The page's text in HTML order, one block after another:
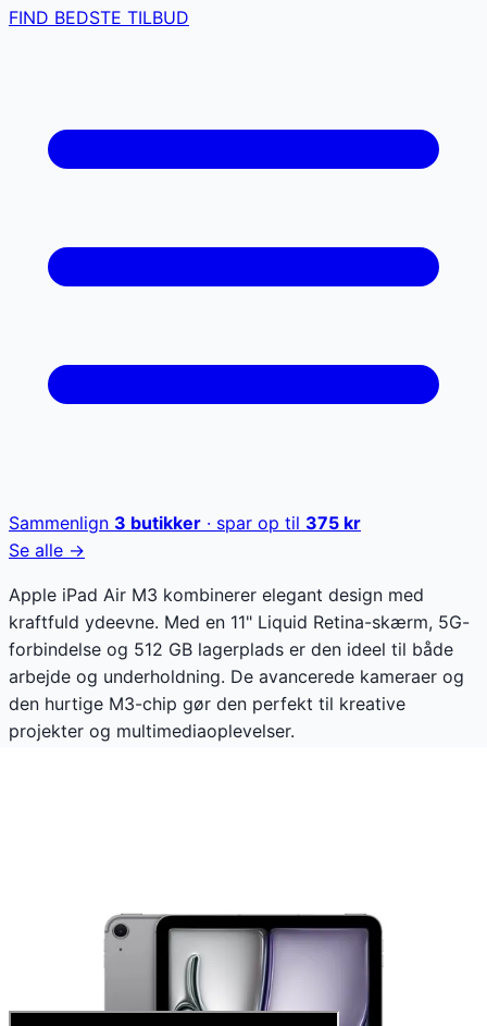
FIND BEDSTE TILBUD
Sammenlign 3 butikker · spar op til 375 kr
Se alle →
Apple iPad Air M3 kombinerer elegant design med
kraftfuld ydeevne. Med en 11" Liquid Retina-skærm, 5G-
forbindelse og 512 GB lagerplads er den ideel til både
arbejde og underholdning. De avancerede kameraer og
den hurtige M3-chip gør den perfekt til kreative
projekter og multimediaoplevelser.
Den billigste pris lige nu er9.624kr hos Dustin DK